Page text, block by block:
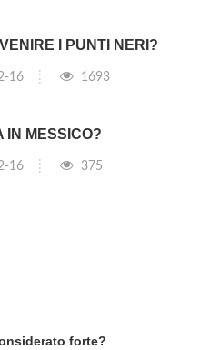
I PUNTI NERI?
16 1693
IN MESSICO?
16 375
forte?